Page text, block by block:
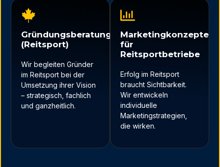
Gründungsberatung
(Reitsport)
Wir begleiten Gründer
im Reitsport bei der
Umsetzung ihrer Vision
– strategisch, fachlich
und ganzheitlich.
Marketingkonzepte
für
Reitsportbetriebe
Erfolg im Reitsport
braucht Sichtbarkeit.
Wir entwickeln
individuelle
Marketingstrategien,
die wirken.